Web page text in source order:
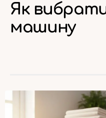
Як
машину